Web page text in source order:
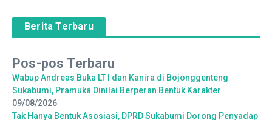
Berita Terbaru
Pos-pos Terbaru
Wabup Andreas Buka LT I dan Kanira di Bojonggenteng
Sukabumi, Pramuka Dinilai Berperan Bentuk Karakter
09/08/2026
Tak Hanya Bentuk Asosiasi, DPRD Sukabumi Dorong Penyadap